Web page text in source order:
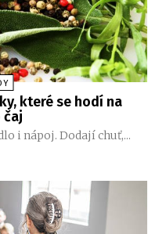
které se hodí na
čaj
i nápoj. Dodají chuť,...